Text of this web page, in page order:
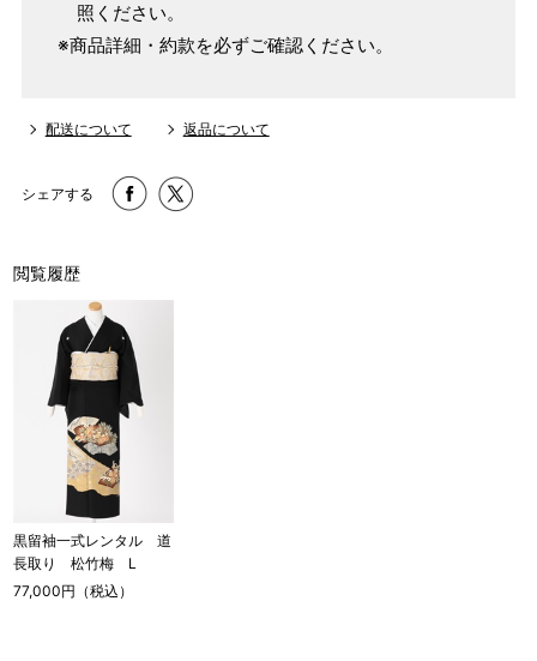
照ください。
※商品詳細・約款を必ずご確認ください。
配送について 返品について
シェアする
閲覧履歴
黒留袖一式レンタル 道
長取り 松竹梅 L
77,000円（税込）